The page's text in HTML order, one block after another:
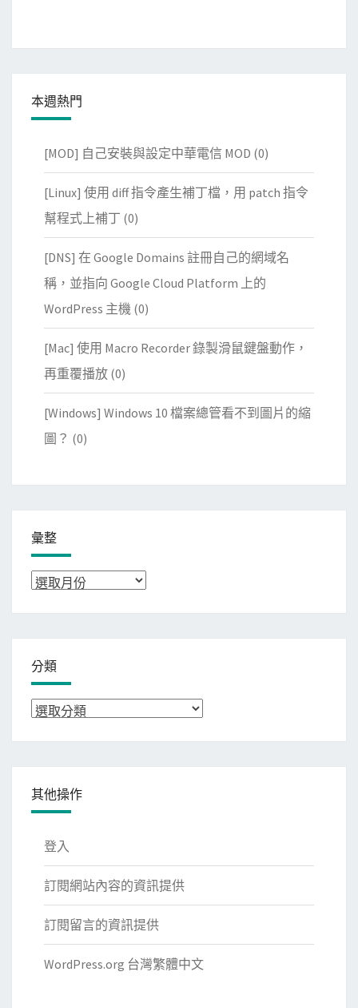
本週熱門
[MOD] 自己安裝與設定中華電信 MOD (0)
[Linux] 使用 diff 指令產生補丁檔，用 patch 指令
幫程式上補丁 (0)
[DNS] 在 Google Domains 註冊自己的網域名
稱，並指向 Google Cloud Platform 上的
WordPress 主機 (0)
[Mac] 使用 Macro Recorder 錄製滑鼠鍵盤動作，
再重覆播放 (0)
[Windows] Windows 10 檔案總管看不到圖片的縮
圖？ (0)
彙整
彙
分類
分
其他操作
登入
訂閱網站內容的資訊提供
訂閱留言的資訊提供
WordPress.org 台灣繁體中文